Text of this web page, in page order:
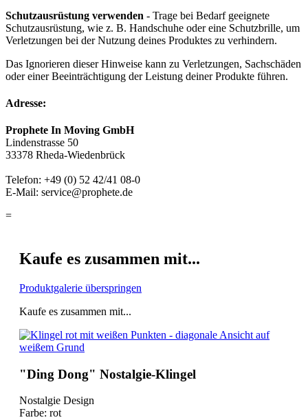
Schutzausrüstung verwenden - Trage bei Bedarf geeignete
Schutzausrüstung, wie z. B. Handschuhe oder eine Schutzbrille, um
Verletzungen bei der Nutzung deines Produktes zu verhindern.
Das Ignorieren dieser Hinweise kann zu Verletzungen, Sachschäden
oder einer Beeinträchtigung der Leistung deiner Produkte führen.
Adresse:
Prophete In Moving GmbH
Lindenstrasse 50
33378 Rheda-Wiedenbrück
Telefon: +49 (0) 52 42/41 08-0
E-Mail: service@prophete.de
=
Kaufe es zusammen mit...
Produktgalerie überspringen
Kaufe es zusammen mit...
"Ding Dong" Nostalgie-Klingel
Nostalgie Design
Farbe: rot